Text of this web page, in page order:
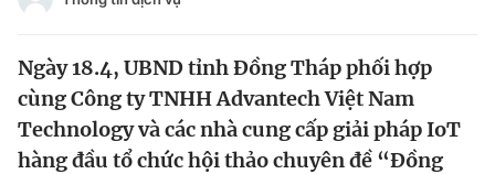
Chào ngày mới
Tin thị trường Tin 360
Video Magazine
Ngày 18.4, UBND tỉnh Đồng Tháp phối hợp
cùng Công ty TNHH Advantech Việt Nam
Technology và các nhà cung cấp giải pháp IoT
hàng đầu tổ chức hội thảo chuyên đề “Đồng